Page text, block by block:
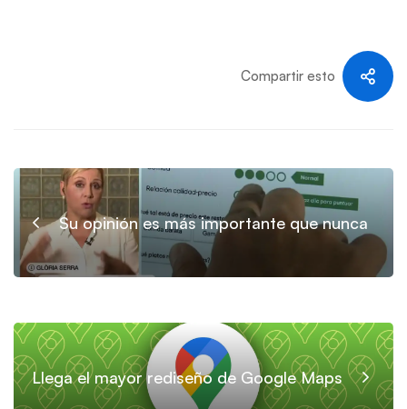
Compartir esto
Su opinión es más importante que nunca
Llega el mayor rediseño de Google Maps